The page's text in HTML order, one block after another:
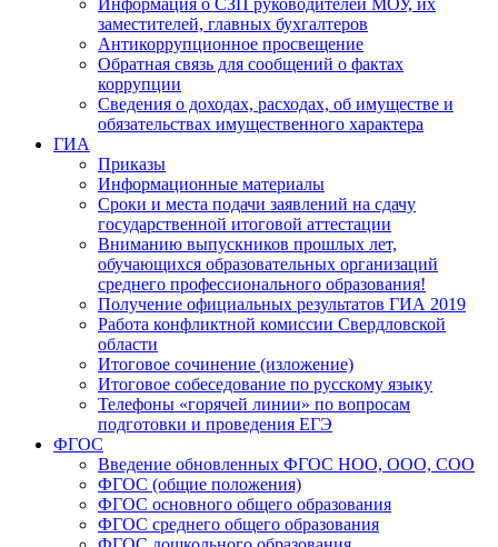
Информация о СЗП руководителей МОУ, их
заместителей, главных бухгалтеров
Антикоррупционное просвещение
Обратная связь для сообщений о фактах
коррупции
Сведения о доходах, расходах, об имуществе и
обязательствах имущественного характера
ГИА
Приказы
Информационные материалы
Сроки и места подачи заявлений на сдачу
государственной итоговой аттестации
Вниманию выпускников прошлых лет,
обучающихся образовательных организаций
среднего профессионального образования!
Получение официальных результатов ГИА 2019
Работа конфликтной комиссии Свердловской
области
Итоговое сочинение (изложение)
Итоговое собеседование по русскому языку
Телефоны «горячей линии» по вопросам
подготовки и проведения ЕГЭ
ФГОС
Введение обновленных ФГОС НОО, ООО, СОО
ФГОС (общие положения)
ФГОС основного общего образования
ФГОС среднего общего образования